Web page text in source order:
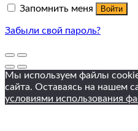
Запомнить меня Войти
Забыли свой пароль?
Мы используем файлы
сайта. Оставаясь на нашем
условиями использования